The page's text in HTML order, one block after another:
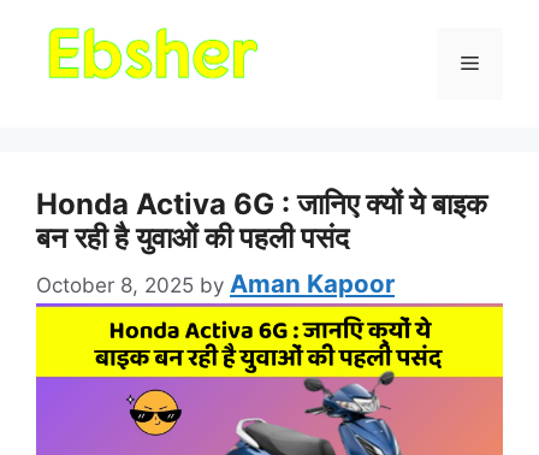
Honda Activa 6G : जानिए क्यों ये बाइक
बन रही है युवाओं की पहली पसंद
October 8, 2025 by Aman Kapoor